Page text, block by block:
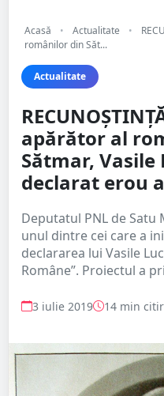
Acasă • Actualitate •
românilor din Săt...
Actualitate
apărător al
Sătmar, Vasile
declarat erou
Deputatul PNL de Satu
unul dintre cei care a
declararea lui Vasile
Române”. Proiectul a
3 iulie 2019 14 min